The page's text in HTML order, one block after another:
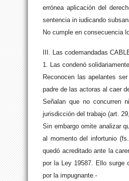
errónea aplicación del
sentencia in iudicando
No cumple en consecuencia
III. Las codemandadas
1. Las condenó
Reconocen las apelantes
padre de las actoras al caer
Señalan que no concurren
jurisdicción del trabajo (art.
Sin embargo omite analizar
al momento del infortunio
quedó acreditado ante la
por la Ley 19587. Ello surge
por la impugnante.-